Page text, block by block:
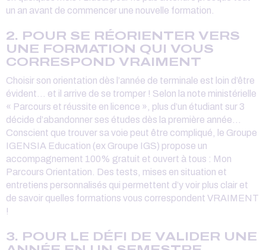
un an avant de commencer une nouvelle formation.
2. POUR SE RÉORIENTER VERS
UNE FORMATION QUI VOUS
CORRESPOND VRAIMENT
Choisir son orientation dès l’année de terminale est loin d’être
évident… et il arrive de se tromper ! Selon la note ministérielle
« Parcours et réussite en licence », plus d’un étudiant sur 3
décide d’abandonner ses études dès la première année…
Conscient que trouver sa voie peut être compliqué, le Groupe
IGENSIA Education (ex Groupe IGS) propose un
accompagnement 100% gratuit et ouvert à tous : Mon
Parcours Orientation. Des tests, mises en situation et
entretiens personnalisés qui permettent d’y voir plus clair et
de savoir quelles formations vous correspondent VRAIMENT
!
3. POUR LE DÉFI DE VALIDER UNE